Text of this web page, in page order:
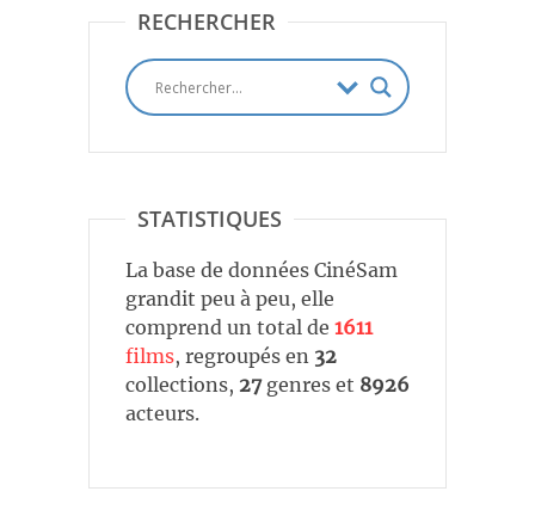
RECHERCHER
STATISTIQUES
La base de données CinéSam
grandit peu à peu, elle
comprend un total de 1611
films, regroupés en 32
collections, 27genres et 8926
acteurs.